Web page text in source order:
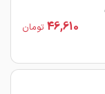
46,610 تومان